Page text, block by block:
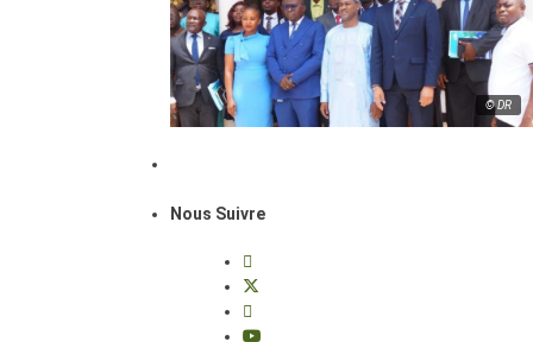
© DR
Nous Suivre